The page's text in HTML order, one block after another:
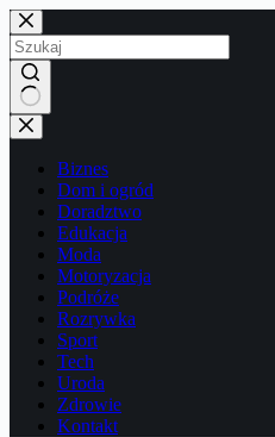
Przejdź
do
treści
Brak
wyników
Biznes
Dom i ogród
Doradztwo
Edukacja
Moda
Motoryzacja
Podróże
Rozrywka
Sport
Tech
Uroda
Zdrowie
Kontakt